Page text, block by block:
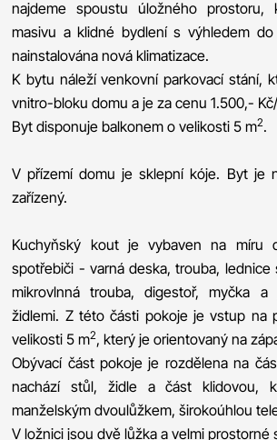
najdeme spoustu úložného prostoru,
masivu a klidné bydlení s výhledem
nainstalována nová klimatizace.
K bytu náleží venkovní parkovací stání,
vnitro-bloku domu a je za cenu 1.500,-
Byt disponuje balkonem o velikosti 5 m2.
V přízemí domu je sklepní kóje. Byt je
zařízený.
Kuchyňský kout je vybaven na míru
spotřebiči - varná deska, trouba, lednice
mikrovlnná trouba, digestoř, myčka
židlemi. Z této části pokoje je vstup na
velikosti 5 m2, který je orientovaný na
Obývací část pokoje je rozdělena na
nachází stůl, židle a část klidovou,
manželským dvoulůžkem, širokoúhlou
V ložnici jsou dvě lůžka a velmi prostorné